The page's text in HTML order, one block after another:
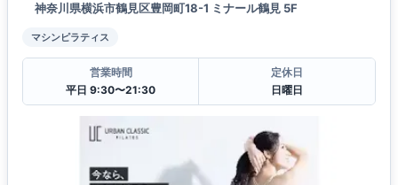
神奈川県横浜市鶴見区豊岡町18-1 ミナール鶴見 5F
マシンピラティス
営業時間
平日 9:30〜21:30
定休日
日曜日